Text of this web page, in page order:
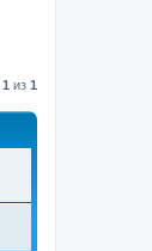
1 из 1